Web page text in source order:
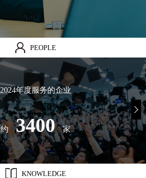
PEOPLE
2024年度服务的企业
约 3400 家
KNOWLEDGE